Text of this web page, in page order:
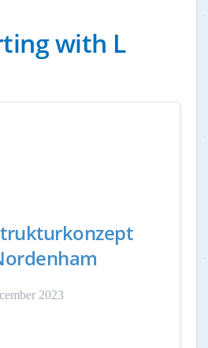
with L
2023